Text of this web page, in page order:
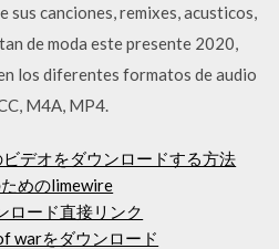
sus canciones, remixes, acusticos,
de moda este presente 2020,
los diferentes formatos de audio
M4A, MP4.
デオをダウンロードする方法
めのlimewire
ロード直接リンク
warをダウンロード